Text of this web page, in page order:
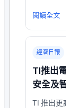
閱讀全文
經濟日報
TI推出
安全及
TI 推出更